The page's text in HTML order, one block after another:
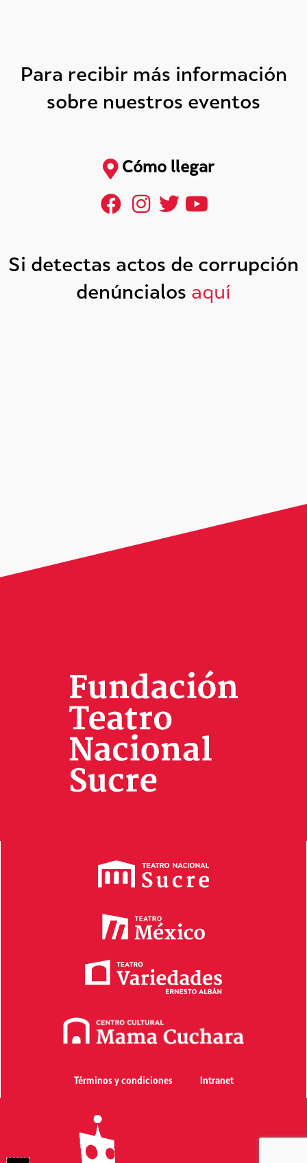
Para recibir más información
sobre nuestros eventos
Cómo llegar
Si detectas actos de corrupción
denúncialos aquí
Términos y condiciones Intranet